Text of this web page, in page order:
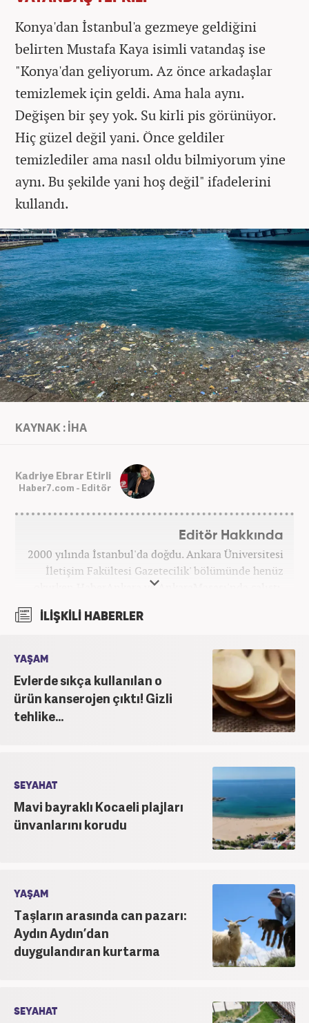
Konya'dan İstanbul'a gezmeye geldiğini
belirten Mustafa Kaya isimli vatandaş ise
"Konya'dan geliyorum. Az önce arkadaşlar
temizlemek için geldi. Ama hala aynı.
Değişen bir şey yok. Su kirli pis görünüyor.
Hiç güzel değil yani. Önce geldiler
temizlediler ama nasıl oldu bilmiyorum yine
aynı. Bu şekilde yani hoş değil" ifadelerini
kullandı.
KAYNAK : İHA
Kadriye Ebrar Etirli
Haber7.com - Editör
Editör Hakkında
2000 yılında İstanbul'da doğdu. Ankara Üniversitesi
İletişim Fakültesi Gazetecilik' bölümünde henüz
okurken HaberAnkara ve AnkaraMasası'nda çalıştı.
2022 yılındaki mezuniyetinin ardından Beyaz TV'de
'Haber Editörü' pozisyonunda görev aldı. 2024
Editörü kariyerine devam etmektedir.
İLİŞKİLİ HABERLER
YAŞAM
Evlerde sıkça kullanılan o
ürün kanserojen çıktı! Gizli
tehlike...
SEYAHAT
Mavi bayraklı Kocaeli plajları
ünvanlarını korudu
YAŞAM
Taşların arasında can pazarı:
Aydın Aydın’dan
duygulandıran kurtarma
SEYAHAT